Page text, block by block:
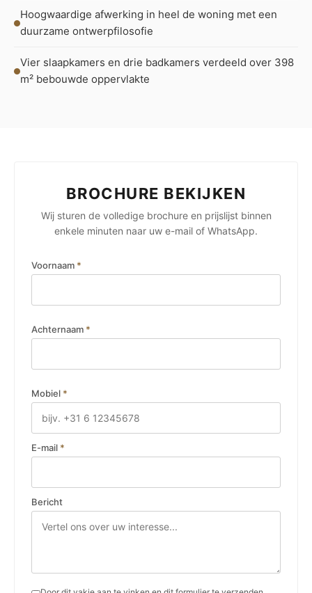
Hoogwaardige afwerking in heel de woning met een
duurzame ontwerpfilosofie
Vier slaapkamers en drie badkamers verdeeld over 398
m² bebouwde oppervlakte
BROCHURE BEKIJKEN
Wij sturen de volledige brochure en prijslijst binnen
enkele minuten naar uw e-mail of WhatsApp.
Voornaam *
Achternaam *
Mobiel *
E-mail *
Bericht